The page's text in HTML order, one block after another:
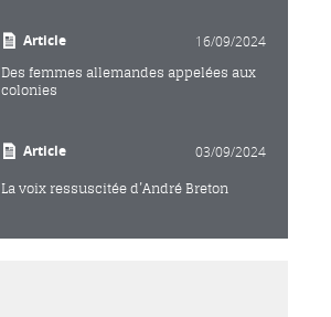
Article 16/09/2024
Des femmes allemandes appelées aux
colonies
Article 03/09/2024
La voix ressuscitée d’André Breton